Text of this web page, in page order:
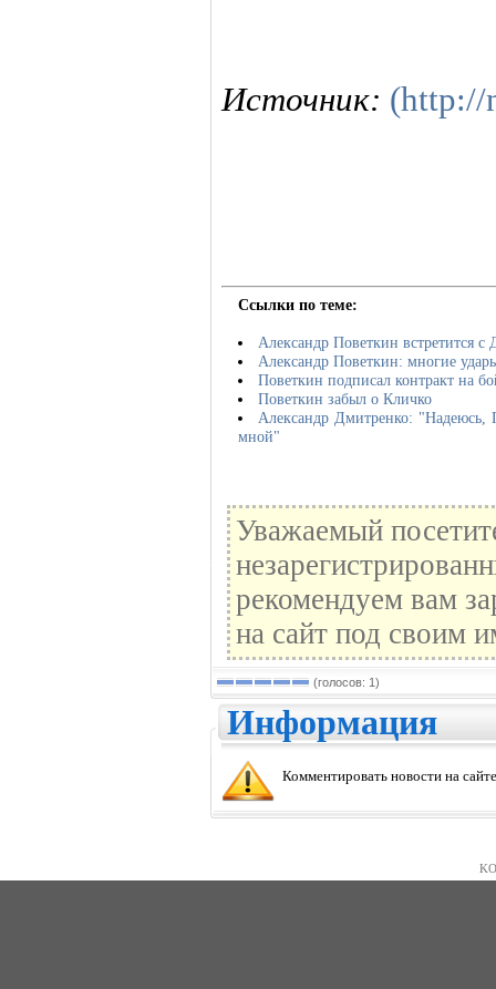
Источник: (http://
Ссылки по теме:
Александр Поветкин встретится
Александр Поветкин: многие
Поветкин подписал контракт на
Поветкин забыл о Кличко
Александр Дмитренко: "Надеюсь,
мной"
Уважаемый
рекомендуем вам
на сайт под своим
(голосов: 1)
Информация
Комментировать новости на